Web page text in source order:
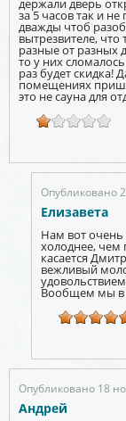
держали дверь
за 5 часов так и
дважды чтоб
вытрезвителе,
разные от разных
то у них
раз будет скидка!
помещениях
это не сауна для
Опубликовано
Елизавета
Нам вот очень
холоднее, чем
касается
вежливый
Вообщем мы в
Опубликовано 18
Андрей